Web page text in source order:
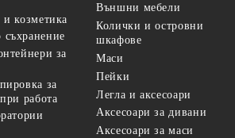
козметика
за
за
работа
Външни мебели
Колички и островни
шкафове
Маси
Пейки
Легла и аксесоари
Аксесоари за дивани
Аксесоари за маси